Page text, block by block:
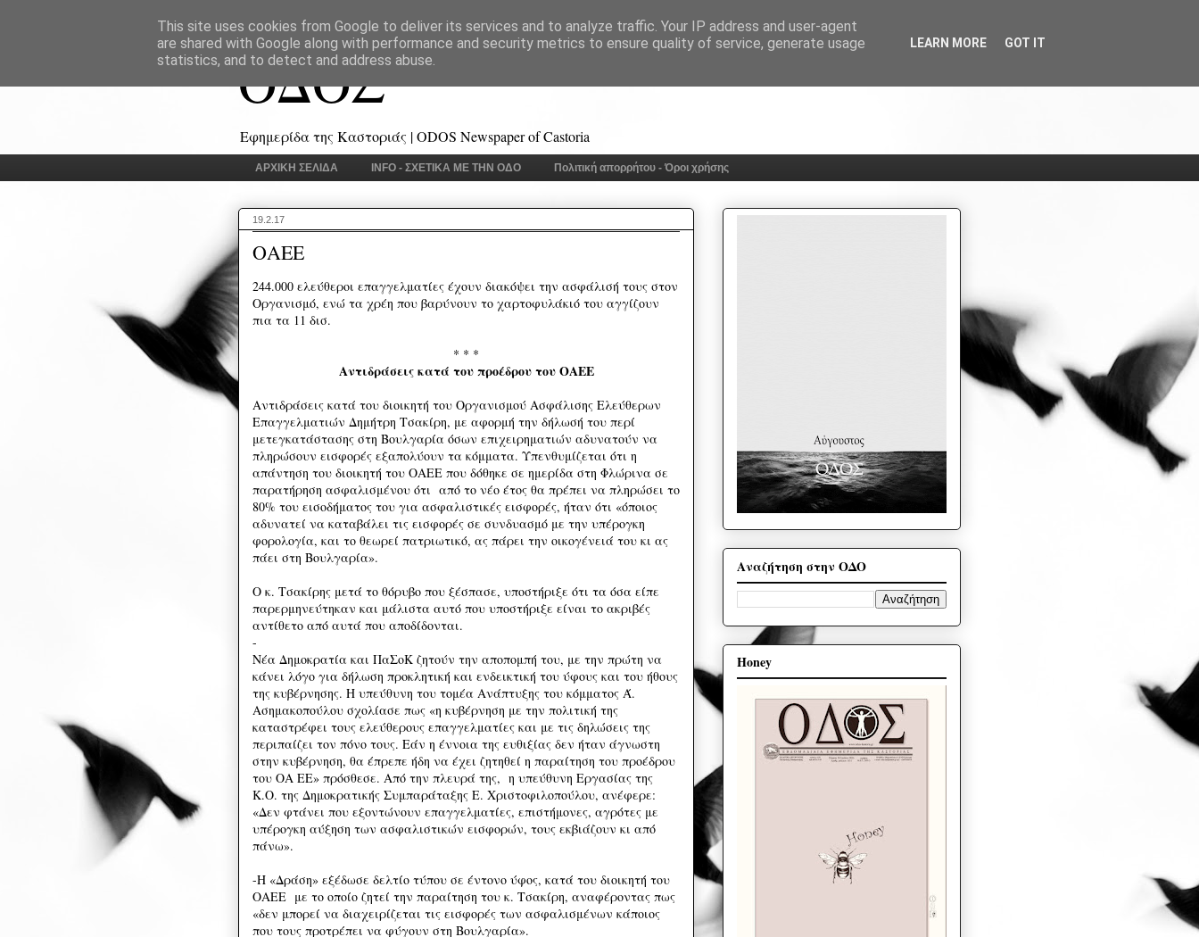
ΟΔΟΣ
Εφημερίδα της Καστοριάς | ODOS Newspaper of Castoria
ΑΡΧΙΚΗ ΣΕΛΙΔΑ INFO - ΣΧΕΤΙΚΑ ΜΕ ΤΗΝ ΟΔΟ Πολιτική απορρήτου - Όροι χρήσης
19.2.17
ΟΑΕΕ
244.000 ελεύθεροι επαγγελματίες έχουν διακόψει την ασφάλισή τους στον
Οργανισμό, ενώ τα χρέη που βαρύνουν το χαρτοφυλάκιό του αγγίζουν
πια τα 11 δισ.
* * *
Αντιδράσεις κατά του προέδρου του ΟΑΕΕ
Αντιδράσεις κατά του διοικητή του Οργανισμού Ασφάλισης Ελεύθερων
Επαγγελματιών Δημήτρη Τσακίρη, με αφορμή την δήλωσή του περί
μετεγκατάστασης στη Βουλγαρία όσων επιχειρηματιών αδυνατούν να
πληρώσουν εισφορές εξαπολύουν τα κόμματα. Υπενθυμίζεται ότι η
απάντηση του διοικητή του ΟΑΕΕ που δόθηκε σε ημερίδα στη Φλώρινα σε
παρατήρηση ασφαλισμένου ότι από το νέο έτος θα πρέπει να πληρώσει το
80% του εισοδήματος του για ασφαλιστικές εισφορές, ήταν ότι «όποιος
αδυνατεί να καταβάλει τις εισφορές σε συνδυασμό με την υπέρογκη
φορολογία, και το θεωρεί πατριωτικό, ας πάρει την οικογένειά του κι ας
πάει στη Βουλγαρία».
Ο κ. Τσακίρης μετά το θόρυβο που ξέσπασε, υποστήριξε ότι τα όσα είπε
παρερμηνεύτηκαν και μάλιστα αυτό που υποστήριξε είναι το ακριβές
αντίθετο από αυτά που αποδίδονται.
-
Νέα Δημοκρατία και ΠαΣοΚ ζητούν την αποπομπή του, με την πρώτη να
κάνει λόγο για δήλωση προκλητική και ενδεικτική του ύφους και του ήθους
της κυβέρνησης. Η υπεύθυνη του τομέα Ανάπτυξης του κόμματος Ά.
Ασημακοπούλου σχολίασε πως «η κυβέρνηση με την πολιτική της
καταστρέφει τους ελεύθερους επαγγελματίες και με τις δηλώσεις της
περιπαίζει τον πόνο τους. Εάν η έννοια της ευθιξίας δεν ήταν άγνωστη
στην κυβέρνηση, θα έπρεπε ήδη να έχει ζητηθεί η παραίτηση του προέδρου
του ΟΑ ΕΕ» πρόσθεσε. Από την πλευρά της, η υπεύθυνη Εργασίας της
Κ.Ο. της Δημοκρατικής Συμπαράταξης Ε. Χριστοφιλοπούλου, ανέφερε:
«Δεν φτάνει που εξοντώνουν επαγγελματίες, επιστήμονες, αγρότες με
υπέρογκη αύξηση των ασφαλιστικών εισφορών, τους εκβιάζουν κι από
πάνω».
-Η «Δράση» εξέδωσε δελτίο τύπου σε έντονο ύφος, κατά του διοικητή του
ΟΑΕΕ με το οποίο ζητεί την παραίτηση του κ. Τσακίρη, αναφέροντας πως
«δεν μπορεί να διαχειρίζεται τις εισφορές των ασφαλισμένων κάποιος
που τους προτρέπει να φύγουν στη Βουλγαρία».
Αναζήτηση στην ΟΔΟ
Honey
This site uses cookies from Google to deliver its services and to analyze traffic. Your IP address and user-agent
are shared with Google along with performance and security metrics to ensure quality of service, generate usage
statistics, and to detect and address abuse.
LEARN MORE GOT IT